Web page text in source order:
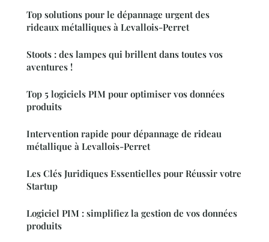
Top solutions pour le dépannage urgent des
rideaux métalliques à Levallois-Perret
Stoots : des lampes qui brillent dans toutes vos
aventures !
Top 5 logiciels PIM pour optimiser vos données
produits
Intervention rapide pour dépannage de rideau
métallique à Levallois-Perret
Les Clés Juridiques Essentielles pour Réussir votre
Startup
Logiciel PIM : simplifiez la gestion de vos données
produits